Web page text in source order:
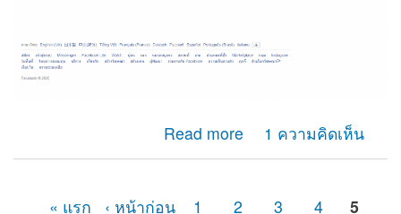
Read more
about ผมไม่สามารถรับรหัสotp เพื่อยืนยันตัวตนของเฟสบุ๊ค
ได้ เนื่องจากเลขหมายนั้นได้ยกเลิกการใช้างานไปหลาย
1 ความคิดเห็น
« แรก ‹ หน้าก่อน 1 2 3 4 5